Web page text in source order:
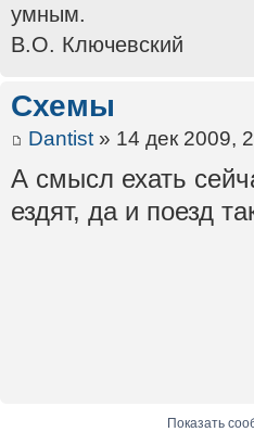
умным.
В.О. Ключевский
Схемы
Dantist » 14 дек 2009,
А смысл ехать
ездят, да и поезд
Показать